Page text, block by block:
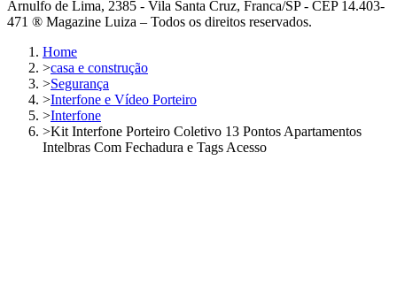
Arnulfo de Lima, 2385 - Vila Santa Cruz, Franca/SP - CEP 14.403-
471 ® Magazine Luiza – Todos os direitos reservados.
Home
>casa e construção
>Segurança
>Interfone e Vídeo Porteiro
>Interfone
>Kit Interfone Porteiro Coletivo 13 Pontos Apartamentos
Intelbras Com Fechadura e Tags Acesso